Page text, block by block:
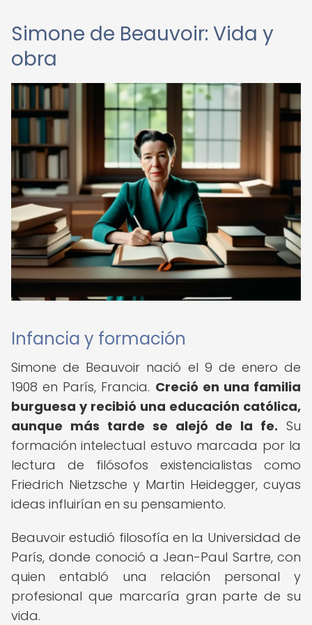
Simone de Beauvoir: Vida y
obra
Infancia y formación
Simone de Beauvoir nació el 9 de enero de
1908 en París, Francia. Creció en una familia
burguesa y recibió una educación católica,
aunque más tarde se alejó de la fe. Su
formación intelectual estuvo marcada por la
lectura de filósofos existencialistas como
Friedrich Nietzsche y Martin Heidegger, cuyas
ideas influirían en su pensamiento.
Beauvoir estudió filosofía en la Universidad de
París, donde conoció a Jean-Paul Sartre, con
quien entabló una relación personal y
profesional que marcaría gran parte de su
vida.